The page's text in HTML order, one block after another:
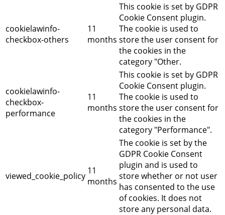
cookielawinfo-
checkbox-others
11
months
This cookie is set by GDPR
Cookie Consent plugin.
The cookie is used to
store the user consent for
the cookies in the
category "Other.
cookielawinfo-
checkbox-
performance
11
months
This cookie is set by GDPR
Cookie Consent plugin.
The cookie is used to
store the user consent for
the cookies in the
category "Performance".
viewed_cookie_policy 11
months
The cookie is set by the
GDPR Cookie Consent
plugin and is used to
store whether or not user
has consented to the use
of cookies. It does not
store any personal data.